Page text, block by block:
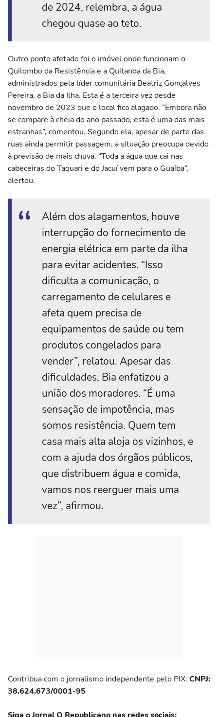
de 2024, relembra, a água
chegou quase ao teto.
Outro ponto afetado foi o imóvel onde funcionam o
Quilombo da Resistência e a Quitanda da Bia,
administrados pela líder comunitária Beatriz Gonçalves
Pereira, a Bia da Ilha. Esta é a terceira vez desde
novembro de 2023 que o local fica alagado. “Embora não
se compare à cheia do ano passado, esta é uma das mais
estranhas”, comentou. Segundo ela, apesar de parte das
ruas ainda permitir passagem, a situação preocupa devido
à previsão de mais chuva. “Toda a água que cai nas
cabeceiras do Taquari e do Jacuí vem para o Guaíba”,
alertou.
Além dos alagamentos, houve
interrupção do fornecimento de
energia elétrica em parte da ilha
para evitar acidentes. “Isso
dificulta a comunicação, o
carregamento de celulares e
afeta quem precisa de
equipamentos de saúde ou tem
produtos congelados para
vender”, relatou. Apesar das
dificuldades, Bia enfatizou a
união dos moradores. “É uma
sensação de impotência, mas
somos resistência. Quem tem
casa mais alta aloja os vizinhos, e
com a ajuda dos órgãos públicos,
que distribuem água e comida,
vamos nos reerguer mais uma
vez”, afirmou.
Contribua com o jornalismo independente pelo PIX: CNPJ:
38.624.673/0001-95